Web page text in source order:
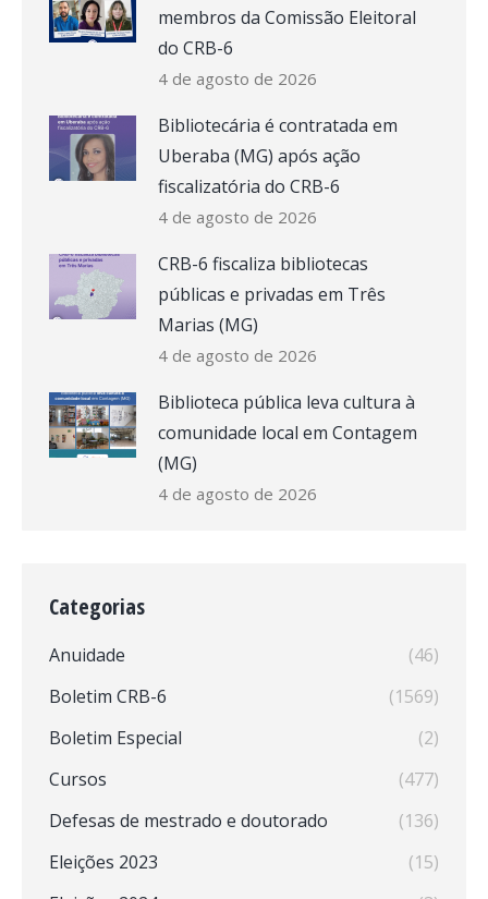
membros da Comissão Eleitoral
do CRB-6
4 de agosto de 2026
Bibliotecária é contratada em
Uberaba (MG) após ação
fiscalizatória do CRB-6
4 de agosto de 2026
CRB-6 fiscaliza bibliotecas
públicas e privadas em Três
Marias (MG)
4 de agosto de 2026
Biblioteca pública leva cultura à
comunidade local em Contagem
(MG)
4 de agosto de 2026
Categorias
Anuidade
(46)
Boletim CRB-6
(1569)
Boletim Especial
(2)
Cursos
(477)
Defesas de mestrado e doutorado
(136)
Eleições 2023
(15)